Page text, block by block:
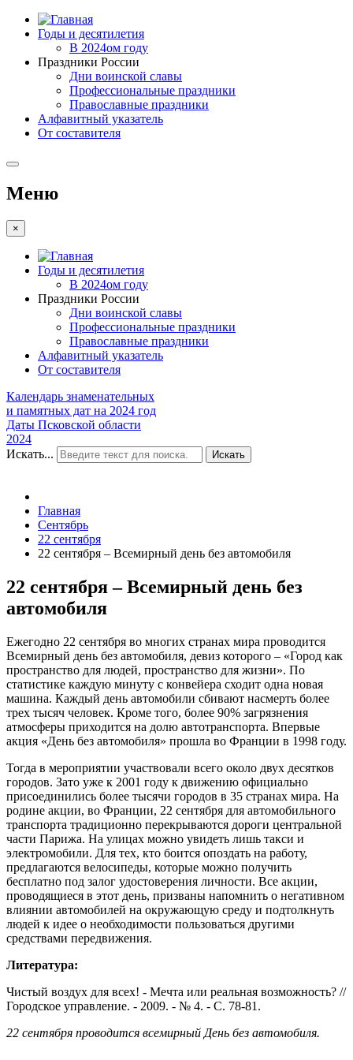
Годы и десятилетия
В 2024ом году
Праздники России
Дни воинской славы
Профессиональные праздники
Православные праздники
Алфавитный указатель
От составителя
Меню
×
Годы и десятилетия
В 2024ом году
Праздники России
Дни воинской славы
Профессиональные праздники
Православные праздники
Алфавитный указатель
От составителя
Календарь знаменательных
и памятных дат на 2024 год
Даты Псковской области
2024
Искать...
Искать
Главная
Сентябрь
22 сентября
22 сентября – Всемирный день без автомобиля
22 сентября – Всемирный день без
автомобиля
Ежегодно 22 сентября во многих странах мира проводится
Всемирный день без автомобиля, девиз которого – «Город как
пространство для людей, пространство для жизни». По
статистике каждую минуту с конвейера сходит одна новая
машина. Каждый день автомобили сбивают насмерть более
трех тысяч человек. Кроме того, более 90% загрязнения
атмосферы приходится на долю автотранспорта. Впервые
акция «День без автомобиля» прошла во Франции в 1998 году.
Тогда в мероприятии участвовали всего около двух десятков
городов. Зато уже к 2001 году к движению официально
присоединились более тысячи городов в 35 странах мира. На
родине акции, во Франции, 22 сентября для автомобильного
транспорта традиционно перекрываются дороги центральной
части Парижа. На улицах можно увидеть лишь такси и
электромобили. Для тех, кто боится опоздать на работу,
предлагаются велосипеды, которые можно получить
бесплатно под залог удостоверения личности. Все акции,
проводящиеся в этот день, призваны напомнить о негативном
влиянии автомобилей на окружающую среду и подтолкнуть
людей к идее о необходимости пользоваться другими
средствами передвижения.
Литература:
Чистый воздух для всех! - Мечта или реальная возможность? //
Городское управление. - 2009. - № 4. - С. 78-81.
22 сентября проводится всемирный День без автомобиля.